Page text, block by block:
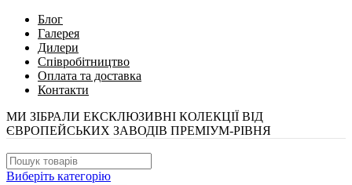
Блог
Галерея
Дилери
Співробітництво
Оплата та доставка
Контакти
МИ ЗІБРАЛИ ЕКСКЛЮЗИВНІ КОЛЕКЦІЇ ВІД
ЄВРОПЕЙСЬКИХ ЗАВОДІВ ПРЕМІУМ-РІВНЯ
Виберіть категорію